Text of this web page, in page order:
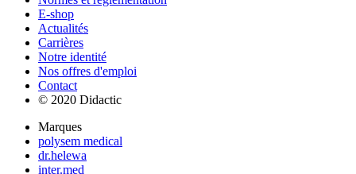
E-shop
Actualités
Carrières
Notre identité
Nos offres d'emploi
Contact
© 2020 Didactic
Marques
polysem medical
dr.helewa
inter.med